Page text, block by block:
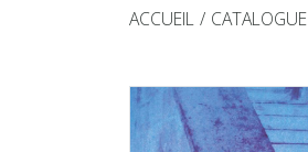
ACCUEIL CATALOGUE